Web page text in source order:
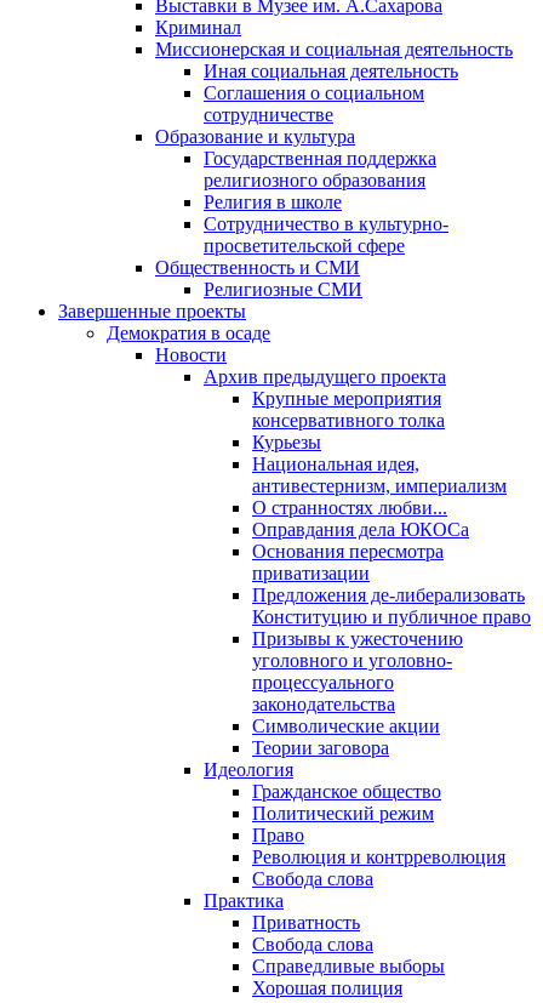
Выставки в Музее им. А.Сахарова
Криминал
Миссионерская и социальная деятельность
Иная социальная деятельность
Соглашения о социальном
сотрудничестве
Образование и культура
Государственная поддержка
религиозного образования
Религия в школе
Сотрудничество в культурно-
просветительской сфере
Общественность и СМИ
Религиозные СМИ
Завершенные проекты
Демократия в осаде
Новости
Архив предыдущего проекта
Крупные мероприятия
консервативного толка
Курьезы
Национальная идея,
антивестернизм, империализм
О странностях любви...
Оправдания дела ЮКОСа
Основания пересмотра
приватизации
Предложения де-либерализовать
Конституцию и публичное право
Призывы к ужесточению
уголовного и уголовно-
процессуального
законодательства
Символические акции
Теории заговора
Идеология
Гражданское общество
Политический режим
Право
Революция и контрреволюция
Свобода слова
Практика
Приватность
Свобода слова
Справедливые выборы
Хорошая полиция